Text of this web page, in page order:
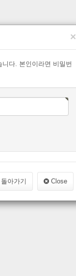
×
다. 본인이라면 비밀번
아가기 Close